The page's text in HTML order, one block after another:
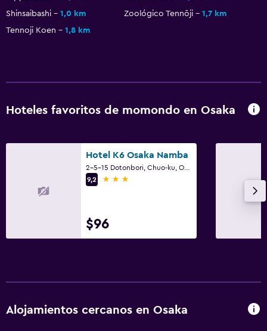
Shinsaibashi
1,0 km Zoológico Tennōji
1,7 km
Tennoji Koen
1,8 km
Hoteles favoritos de momondo en Osaka
Hotel K6 Osaka Namba
9,2
3 estrellas
$96
Alojamientos cercanos en Osaka